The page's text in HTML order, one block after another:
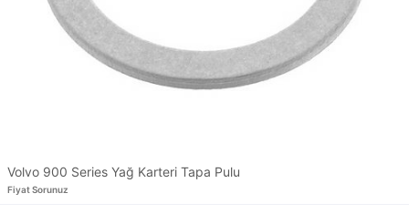
Volvo 900 Series Yağ Karteri Tapa Pulu
Fiyat Sorunuz